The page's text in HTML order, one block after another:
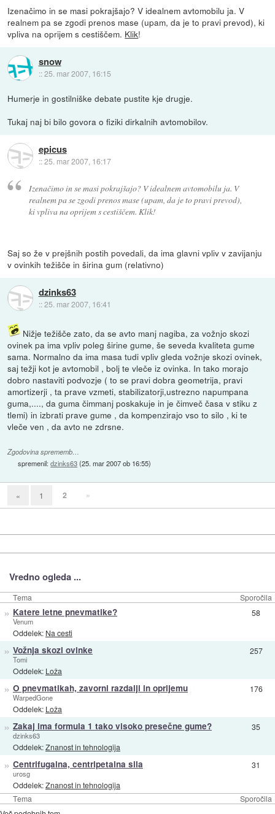
Izenačimo in se masi pokrajšajo? V idealnem avtomobilu ja. V
realnem pa se zgodi prenos mase (upam, da je to pravi prevod), ki
vpliva na oprijem s cestiščem. Klik!
snow
::25. mar 2007, 16:15
Humerje in gostilniške debate pustite kje drugje.
Tukaj naj bi bilo govora o fiziki dirkalnih avtomobilov.
epicus
::25. mar 2007, 16:17
Izenačimo in se masi pokrajšajo? V idealnem avtomobilu ja. V
realnem pa se zgodi prenos mase (upam, da je to pravi prevod),
ki vpliva na oprijem s cestiščem. Klik!
Saj so že v prejšnih postih povedali, da ima glavni vpliv v zavijanju
v ovinkih težišče in širina gum (relativno)
dzinks63
::25. mar 2007, 16:41
Nižje težišče zato, da se avto manj nagiba, za vožnjo skozi
ovinek pa ima vpliv poleg širine gume, še seveda kvaliteta gume
sama. Normalno da ima masa tudi vpliv gleda vožnje skozi ovinek,
saj težji kot je avtomobil , bolj te vleče iz ovinka. In tako morajo
dobro nastaviti podvozje ( to se pravi dobra geometrija, pravi
amortizerji , ta prave vzmeti, stabilizatorji,ustrezno napumpana
guma,...., da guma čimmanj poskakuje in je čimveč časa v stiku z
tlemi) in izbrati prave gume , da kompenzirajo vso to silo , ki te
vleče ven , da avto ne zdrsne.
Zgodovina sprememb…
spremenil:dzinks63(25. mar 2007 ob 16:55)
« 1 2 »
Vredno ogleda ...
Tema Sporočila
Tema Sporočila
» Katere letne pnevmatike?
Venum
Oddelek: Na cesti
58
» Vožnja skozi ovinke
Tomi
Oddelek: Loža
257
» O pnevmatikah, zavorni razdalji in oprijemu
WarpedGone
Oddelek: Loža
176
» Zakaj ima formula 1 tako visoko presečne gume?
dzinks63
Oddelek:Znanost in tehnologija
35
» Centrifugalna, centripetalna sila
urosg
Oddelek:Znanost in tehnologija
31